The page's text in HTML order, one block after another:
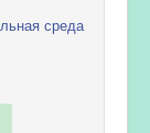
среда